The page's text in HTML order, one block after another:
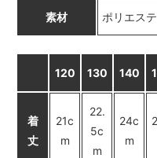
素材 ポリエス
120 130 140
着
丈
21c
m
22.
5c
m
24c
m